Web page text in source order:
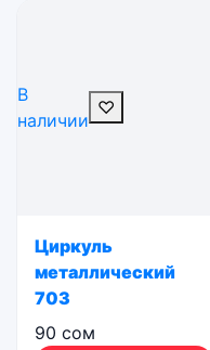
В
наличии
♡
Циркуль
металлический
703
90 сом